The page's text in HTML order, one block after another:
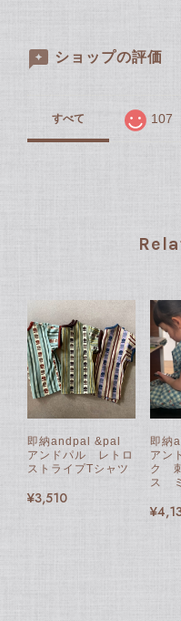
ショップの評価
すべて 107
即納andpal &pal
アンドパル レトロ
ストライプTシャツ
¥3,510
即納
アン
ク
ス